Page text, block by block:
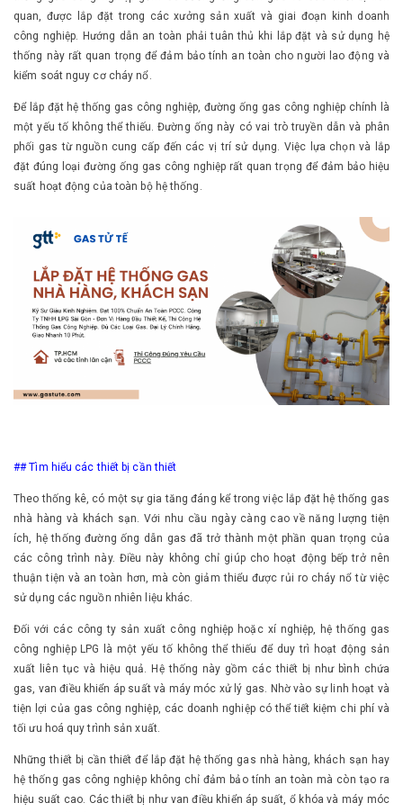
quan, được lắp đặt trong các xưởng sản xuất và giai đoạn kinh doanh
công nghiệp. Hướng dẫn an toàn phải tuân thủ khi lắp đặt và sử dụng hệ
thống này rất quan trọng để đảm bảo tính an toàn cho người lao động và
kiểm soát nguy cơ cháy nổ.
Để lắp đặt hệ thống gas công nghiệp, đường ống gas công nghiệp chính là
một yếu tố không thể thiếu. Đường ống này có vai trò truyền dẫn và phân
phối gas từ nguồn cung cấp đến các vị trí sử dụng. Việc lựa chọn và lắp
đặt đúng loại đường ống gas công nghiệp rất quan trọng để đảm bảo hiệu
suất hoạt động của toàn bộ hệ thống.
## Tìm hiểu các thiết bị cần thiết
Theo thống kê, có một sự gia tăng đáng kể trong việc lắp đặt hệ thống gas
nhà hàng và khách sạn. Với nhu cầu ngày càng cao về năng lượng tiện
ích, hệ thống đường ống dẫn gas đã trở thành một phần quan trọng của
các công trình này. Điều này không chỉ giúp cho hoạt động bếp trở nên
thuận tiện và an toàn hơn, mà còn giảm thiểu được rủi ro cháy nổ từ việc
sử dụng các nguồn nhiên liệu khác.
Đối với các công ty sản xuất công nghiệp hoặc xí nghiệp, hệ thống gas
công nghiệp LPG là một yếu tố không thể thiếu để duy trì hoạt động sản
xuất liên tục và hiệu quả. Hệ thống này gồm các thiết bị như bình chứa
gas, van điều khiển áp suất và máy móc xử lý gas. Nhờ vào sự linh hoạt và
tiện lợi của gas công nghiệp, các doanh nghiệp có thể tiết kiệm chi phí và
tối ưu hoá quy trình sản xuất.
Những thiết bị cần thiết để lắp đặt hệ thống gas nhà hàng, khách sạn hay
hệ thống gas công nghiệp không chỉ đảm bảo tính an toàn mà còn tạo ra
hiệu suất cao. Các thiết bị như van điều khiển áp suất, ổ khóa và máy móc